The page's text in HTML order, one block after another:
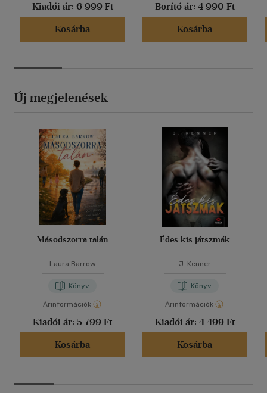
Kiadói ár: 6 999 Ft
Kosárba
Borító ár: 4 990 Ft
Kosárba
Új megjelenések
Másodszorra talán
Laura Barrow
Könyv
Árinformációk
Kiadói ár: 5 799 Ft
Kosárba
Édes kis játszmák
J. Kenner
Könyv
Árinformációk
Kiadói ár: 4 499 Ft
Kosárba